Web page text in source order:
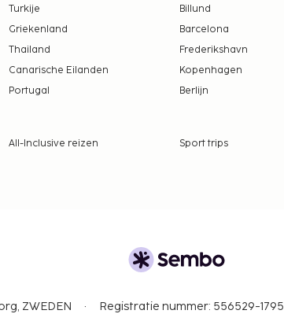
Turkije
Griekenland
Thailand
Canarische Eilanden
Portugal
Billund
Barcelona
Frederikshavn
Kopenhagen
Berlijn
All-Inclusive reizen Sport trips
ZWEDEN Registratie nummer: 556529-1795